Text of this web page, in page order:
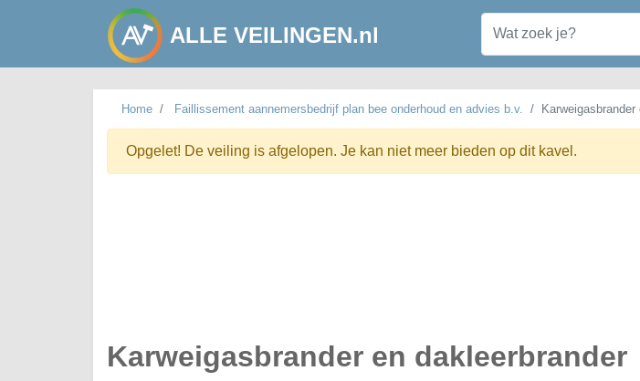
ALLE VEILINGEN.nl
Home Faillissement aannemersbedrijf plan bee onderhoud en advies b.v.
Opgelet! De veiling is afgelopen. Je kan niet meer bieden op dit kavel.
Karweigasbrander en dakleerbrander